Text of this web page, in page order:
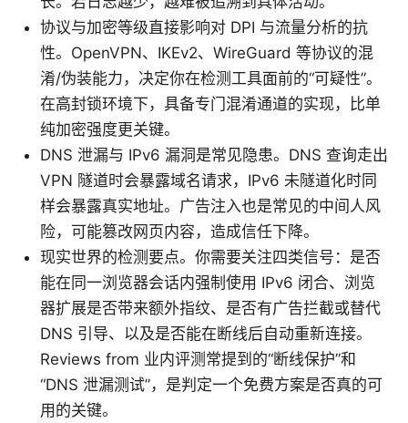
协议与加密等级直接影响对 DPI 与流量分析的抗
性。OpenVPN、IKEv2、WireGuard 等协议的混
淆/伪装能力，决定你在检测工具面前的“可疑性”。
在高封锁环境下，具备专门混淆通道的实现，比单
纯加密强度更关键。
DNS 泄漏与 IPv6 漏洞是常见隐患。DNS 查询走出
VPN 隧道时会暴露域名请求，IPv6 未隧道化时同
样会暴露真实地址。广告注入也是常见的中间人风
险，可能篡改网页内容，造成信任下降。
现实世界的检测要点。你需要关注四类信号：是否
能在同一浏览器会话内强制使用 IPv6 闭合、浏览
器扩展是否带来额外指纹、是否有广告拦截或替代
DNS 引导、以及是否能在断线后自动重新连接。
Reviews from 业内评测常提到的“断线保护”和
“DNS 泄漏测试”，是判定一个免费方案是否真的可
用的关键。